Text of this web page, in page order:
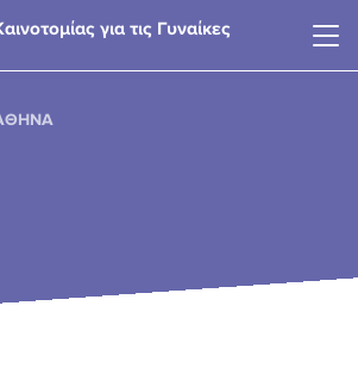
για τις Γυναίκες
ΑΘΗΝΑ